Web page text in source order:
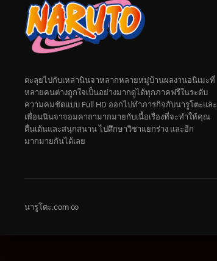
ตะลุยไปกับเหล่านินจาหลากหลายหมู่บ้านผลงานอนิเมะที่
หลายคนต่างถูกใจเป็นอย่างมากดูได้ทุกภาคฟรีในระดับ
ความคมชัดแบบ Full HD ออกไปทำภารกิจกับนารูโตะและ
เพื่อนนินจาจอมคาถามากมายกับเนื้อเรื่องที่จะทำให้คุณ
ตื่นเต้นและสนุกสนาน ไปศึกษาวิชาแยกร่าง และอีก
มากมายกันได้เลย
นารูโตะ.com ∞